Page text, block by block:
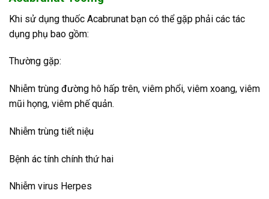
Khi sử dụng thuốc Acabrunat bạn có thể gặp phải các tác
dụng phụ bao gồm:
Thường gặp:
Nhiễm trùng đường hô hấp trên, viêm phổi, viêm xoang, viêm
mũi họng, viêm phế quản.
Nhiễm trùng tiết niệu
Bệnh ác tính chính thứ hai
Nhiễm virus Herpes